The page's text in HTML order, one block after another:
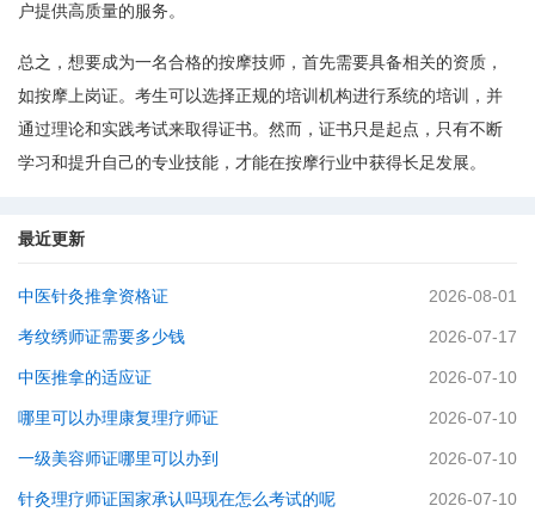
户提供高质量的服务。
总之，想要成为一名合格的按摩技师，首先需要具备相关的资质，
如按摩上岗证。考生可以选择正规的培训机构进行系统的培训，并
通过理论和实践考试来取得证书。然而，证书只是起点，只有不断
学习和提升自己的专业技能，才能在按摩行业中获得长足发展。
最近更新
中医针灸推拿资格证 2026-08-01
考纹绣师证需要多少钱 2026-07-17
中医推拿的适应证 2026-07-10
哪里可以办理康复理疗师证 2026-07-10
一级美容师证哪里可以办到 2026-07-10
针灸理疗师证国家承认吗现在怎么考试的呢 2026-07-10